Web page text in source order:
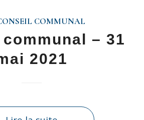
COMMUNAL
– 31
2021